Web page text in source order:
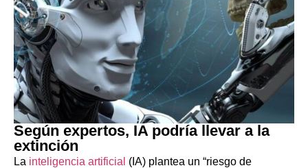
Según expertos, IA podría llevar a la
extinción
La inteligencia artificial (IA) plantea un “riesgo de